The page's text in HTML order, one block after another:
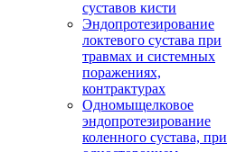
суставов кисти
Эндопротезирование
локтевого сустава при
травмах и системных
поражениях,
контрактурах
Одномыщелковое
эндопротезирование
коленного сустава, при